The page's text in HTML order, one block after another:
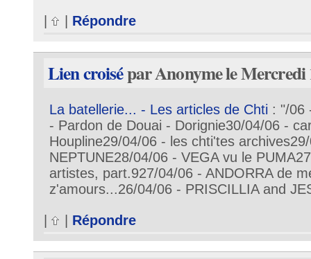
| | Répondre
Lien croisépar Anonyme le Mercredi
La batellerie... - Les articles de Chti : "/06
- Pardon de Douai - Dorignie30/04/06 -
Houpline29/04/06 - les chti'tes
NEPTUNE28/04/06 - VEGA vu le
artistes, part.927/04/06 - ANDORRA de
z'amours...26/04/06 - PRISCILLIA and
Répondre